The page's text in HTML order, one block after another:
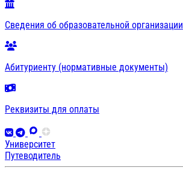
Сведения об образовательной организации
Абитуриенту (нормативные документы)
Реквизиты для оплаты
Университет
Путеводитель